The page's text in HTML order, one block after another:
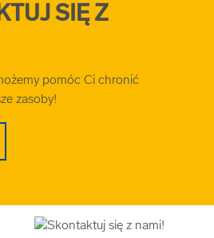
SIĘ Z
pomóc Ci chronić
zasoby!